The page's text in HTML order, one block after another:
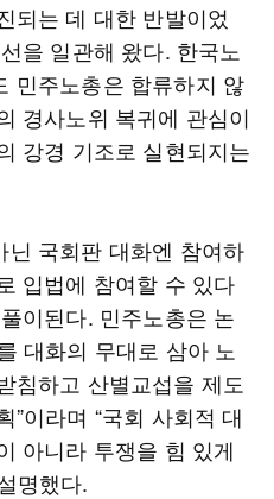
되는 데 대한 반발이었
을 일관해 왔다. 한국노
민주노총은 합류하지 않
경사노위 복귀에 관심이
강경 기조로 실현되지는
닌 국회판 대화엔 참여하
입법에 참여할 수 있다
이된다. 민주노총은 논
대화의 무대로 삼아 노
침하고 산별교섭을 제도
이라며 “국회 사회적 대
아니라 투쟁을 힘 있게
명했다.